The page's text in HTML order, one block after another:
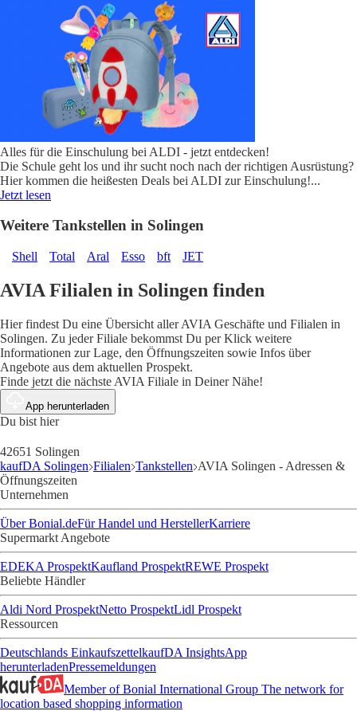
Alles für die Einschulung bei ALDI - jetzt entdecken!
Die Schule geht los und ihr sucht noch nach der richtigen Ausrüstung?
Hier kommen die heißesten Deals bei ALDI zur Einschulung!...
Jetzt lesen
Weitere Tankstellen in Solingen
Shell Total Aral Esso bft JET
AVIA Filialen in Solingen finden
Hier findest Du eine Übersicht aller AVIA Geschäfte und Filialen in
Solingen. Zu jeder Filiale bekommst Du per Klick weitere
Informationen zur Lage, den Öffnungszeiten sowie Infos über
Angebote aus dem aktuellen Prospekt.
Finde jetzt die nächste AVIA Filiale in Deiner Nähe!
App herunterladen
Du bist hier
42651 Solingen
kaufDA Solingen Filialen Tankstellen AVIA Solingen - Adressen &
Öffnungszeiten
Unternehmen
Über Bonial.deFür Handel und HerstellerKarriere
Supermarkt Angebote
EDEKA ProspektKaufland ProspektREWE Prospekt
Beliebte Händler
Aldi Nord ProspektNetto ProspektLidl Prospekt
Ressourcen
Deutschlands EinkaufszettelkaufDA InsightsApp
herunterladenPressemeldungen
Member of Bonial International Group The network for
location based shopping information